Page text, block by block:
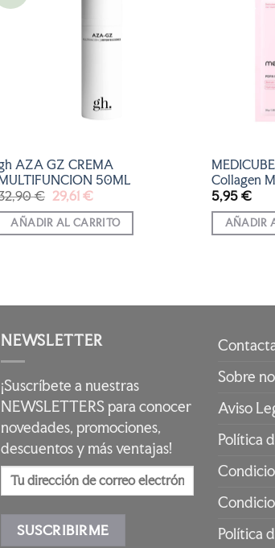
AZA GZ CREMA
50ML
€ El
precio
original
era:
32,90 €.
29,61 €El
actual
es:
29,61 €.
AÑADIR AL CARRITO
Collagen
5,95€
AÑADIR
NEWSLETTER
¡Suscríbete a nuestras
NEWSLETTERS para conocer
novedades, promociones,
descuentos y más ventajas!
Sobre
Aviso
Política
Política